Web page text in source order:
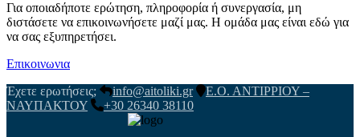
Για οποιαδήποτε ερώτηση, πληροφορία ή συνεργασία, μη
διστάσετε να επικοινωνήσετε μαζί μας. Η ομάδα μας είναι εδώ για
να σας εξυπηρετήσει.
Επικοινωνια
Έχετε ερωτήσεις;
info@aitoliki.gr
Ε.Ο. ΑΝΤΙΡΡΙΟΥ –
ΝΑΥΠΑΚΤΟΥ
+30 26340 38110